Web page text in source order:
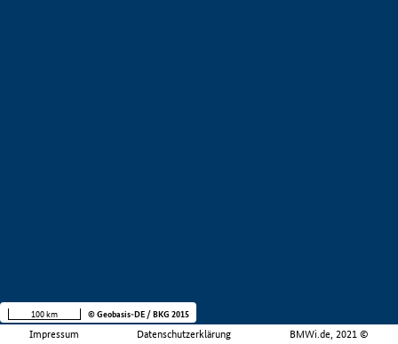
Impressum Datenschutzerklärung BMWi.de, 2021 ©
100 km © Geobasis-DE / BKG 2015